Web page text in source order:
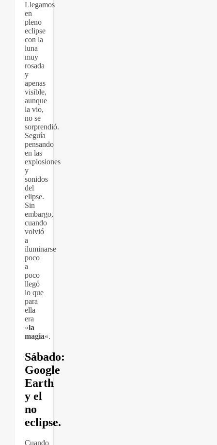
Llegamos
en
pleno
eclipse
con la
luna
muy
rosada
y
apenas
visible,
aunque
la vio,
no se
sorprendió.
Seguía
pensando
en las
explosiones
y
sonidos
del
elipse.
Sin
embargo,
cuando
volvió
a
iluminarse
poco
a
poco
llegó
lo que
para
ella
era
«la
magia«.
Sábado:
Google
Earth
y el
no
eclipse.
Cuando